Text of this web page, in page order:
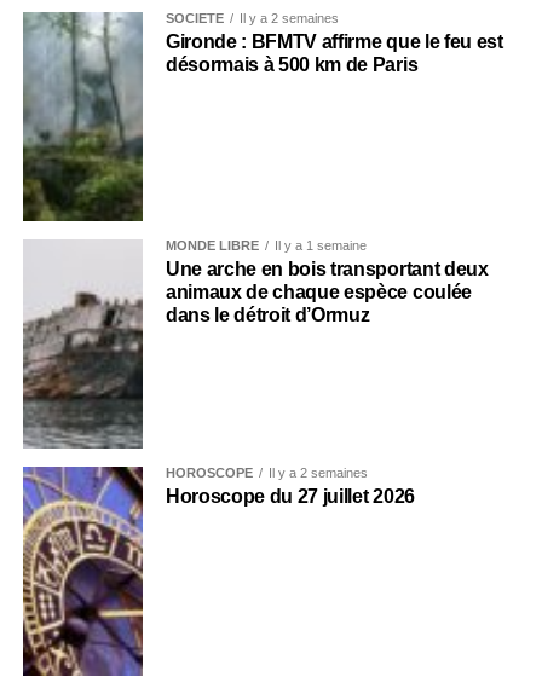
SOCIÉTÉ Il y a 2 semaines
Gironde : BFMTV affirme que le feu est
désormais à 500 km de Paris
MONDE LIBRE Il y a 1 semaine
Une arche en bois transportant deux
animaux de chaque espèce coulée
dans le détroit d’Ormuz
HOROSCOPE Il y a 2 semaines
Horoscope du 27 juillet 2026